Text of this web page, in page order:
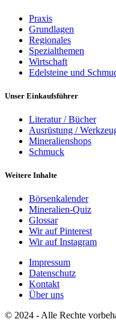
Praxis
Grundlagen
Regionales
Spezialthemen
Wirtschaft
Edelsteine und
Unser Einkaufsführer
Literatur / Bücher
Ausrüstung /
Mineralienshops
Schmuck
Weitere Inhalte
Börsenkalender
Mineralien-Quiz
Glossar
Wir auf Pinterest
Wir auf Instagram
Impressum
Datenschutz
Kontakt
Über uns
© 2024 - Alle Rechte